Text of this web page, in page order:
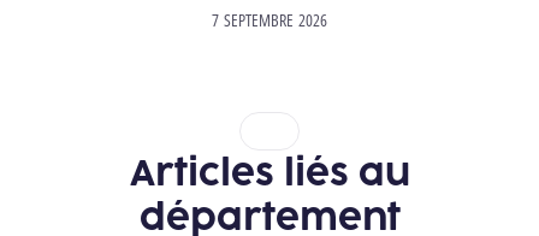
7 SEPTEMBRE 2026
1
Articles liés au
département